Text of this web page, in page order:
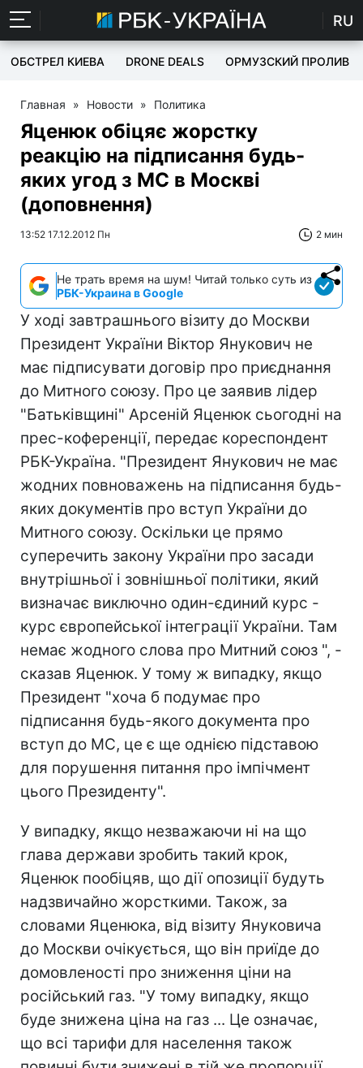
RU
ОБСТРЕЛ КИЕВА DRONE DEALS ОРМУЗСКИЙ ПРОЛИВ
Главная » Новости » Политика
Яценюк обіцяє жорстку
реакцію на підписання будь-
яких угод з МС в Москві
(доповнення)
13:52 17.12.2012 Пн 2 мин
Не трать время на шум! Читай только суть из
РБК-Украина в Google
У ході завтрашнього візиту до Москви
Президент України Віктор Янукович не
має підписувати договір про приєднання
до Митного союзу. Про це заявив лідер
"Батьківщині" Арсеній Яценюк сьогодні на
прес-коференції, передає кореспондент
РБК-Україна. "Президент Янукович не має
жодних повноважень на підписання будь-
яких документів про вступ України до
Митного союзу. Оскільки це прямо
суперечить закону України про засади
внутрішньої і зовнішньої політики, який
визначає виключно один-єдиний курс -
курс європейської інтеграції України. Там
немає жодного слова про Митний союз ", -
сказав Яценюк. У тому ж випадку, якщо
Президент "хоча б подумає про
підписання будь-якого документа про
вступ до МС, це є ще однією підставою
для порушення питання про імпічмент
цього Президенту".
У випадку, якщо незважаючи ні на що
глава держави зробить такий крок,
Яценюк пообіцяв, що дії опозиції будуть
надзвичайно жорсткими. Також, за
словами Яценюка, від візиту Януковича
до Москви очікується, що він приїде до
домовленості про зниження ціни на
російський газ. "У тому випадку, якщо
буде знижена ціна на газ ... Це означає,
що всі тарифи для населення також